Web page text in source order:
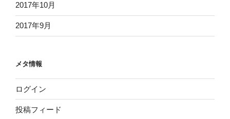
2017年10月
2017年9月
メタ情報
ログイン
投稿フィード